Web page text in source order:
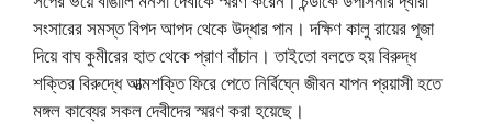
সংসারের সমস্ত বিপদ আপদ থেকে উদ্ধার পান। দক্ষিণ কালু রায়ের পূজা
দিয়ে বাঘ কুমীরের হাত থেকে প্রাণ বাঁচান। তাইতো বলতে হয় বিরুদ্ধ
শক্তির বিরুদ্ধে আত্মশক্তি ফিরে পেতে নির্বিঘ্নে জীবন যাপন প্রয়াসী হতে
মঙ্গল কাব্যের সকল দেবীদের স্মরণ করা হয়েছে।